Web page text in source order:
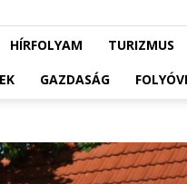
HÍRFOLYAM TURIZMUS
GAZDASÁG